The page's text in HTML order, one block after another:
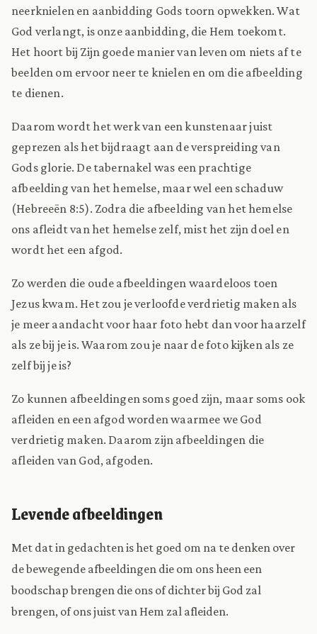
neerknielen en aanbidding Gods toorn opwekken. Wat
God verlangt, is onze aanbidding, die Hem toekomt.
Het hoort bij Zijn goede manier van leven om niets af te
beelden om ervoor neer te knielen en om die afbeelding
te dienen.
Daarom wordt het werk van een kunstenaar juist
geprezen als het bijdraagt aan de verspreiding van
Gods glorie. De tabernakel was een prachtige
afbeelding van het hemelse, maar wel een schaduw
(Hebreeën 8:5). Zodra die afbeelding van het hemelse
ons afleidt van het hemelse zelf, mist het zijn doel en
wordt het een afgod.
Zo werden die oude afbeeldingen waardeloos toen
Jezus kwam. Het zou je verloofde verdrietig maken als
je meer aandacht voor haar foto hebt dan voor haarzelf
als ze bij je is. Waarom zou je naar de foto kijken als ze
zelf bij je is?
Zo kunnen afbeeldingen soms goed zijn, maar soms ook
afleiden en een afgod worden waarmee we God
verdrietig maken. Daarom zijn afbeeldingen die
afleiden van God, afgoden.
Levende afbeeldingen
Met dat in gedachten is het goed om na te denken over
de bewegende afbeeldingen die om ons heen een
boodschap brengen die ons of dichter bij God zal
brengen, of ons juist van Hem zal afleiden.